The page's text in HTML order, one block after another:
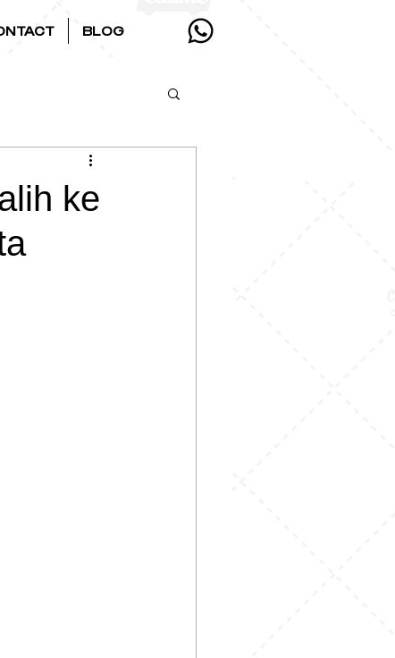
BLOG
ke